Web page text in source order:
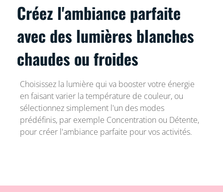
Créez l'ambiance parfaite
avec des lumières blanches
chaudes ou froides
Choisissez la lumière qui va booster votre énergie
en faisant varier la température de couleur, ou
sélectionnez simplement l'un des modes
prédéfinis, par exemple Concentration ou Détente,
pour créer l'ambiance parfaite pour vos activités.